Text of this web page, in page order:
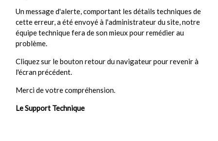
Un message d'alerte, comportant les détails techniques de
cette erreur, a été envoyé à l'administrateur du site, notre
équipe technique fera de son mieux pour remédier au
problème.
Cliquez sur le bouton retour du navigateur pour revenir à
l'écran précédent.
Merci de votre compréhension.
Le Support Technique